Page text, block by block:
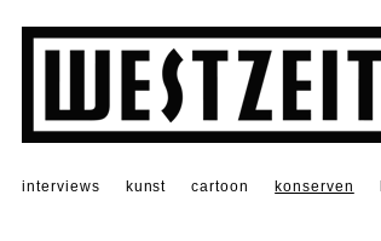
interviews kunst cartoon konserven